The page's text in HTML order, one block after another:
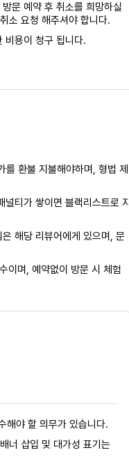
문 예약 후 취소를 희망하실
소 요청 해주셔야 합니다.
비용이 청구 됩니다.
환불 지불해야하며, 형법 제
티가 쌓이면 블랙리스트로 지
해당 리뷰어에게 있으며, 문
이며, 예약없이 방문 시 체험
해야 할 의무가 있습니다.
너 삽입 및 대가성 표기는